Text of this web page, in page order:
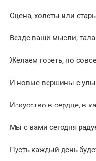
Сцена, холсты или
Везде ваши мысли,
Желаем гореть, но
И новые вершины с
Искусство в сердце, в
Мы с вами сегодня
Пусть каждый день